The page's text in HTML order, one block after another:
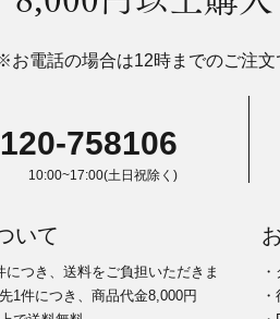
お電話の場合は12時までのご注文
758106
10:00~17:00(土日祝除く)
いて
につき、送料をご負担いただきま
1件につき、商品代金8,000円